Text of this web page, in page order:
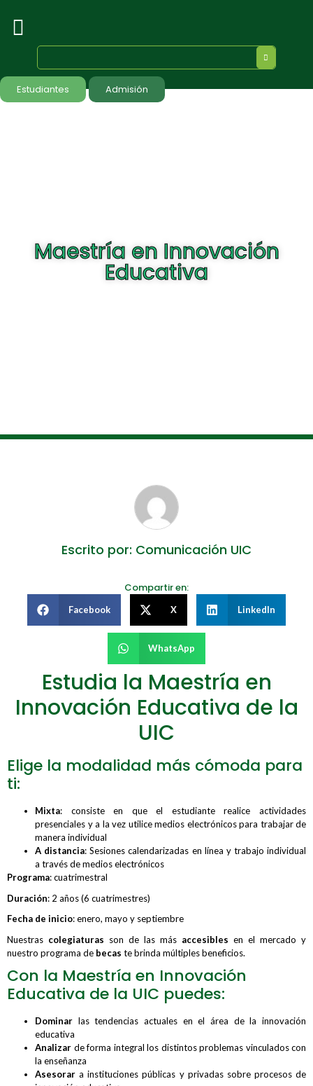
Estudiantes Admisión
Maestría en Innovación
Educativa
Escrito por: Comunicación UIC
Compartir en:
Facebook X LinkedIn
WhatsApp
Estudia la Maestría en
Innovación Educativa de la
UIC
Elige la modalidad más cómoda para
ti:
Mixta: consiste en que el estudiante realice actividades
presenciales y a la vez utilice medios electrónicos para trabajar de
manera individual
A distancia: Sesiones calendarizadas en línea y trabajo individual
a través de medios electrónicos
Programa: cuatrimestral
Duración: 2 años (6 cuatrimestres)
Fecha de inicio: enero, mayo y septiembre
Nuestras colegiaturas son de las más accesibles en el mercado y
nuestro programa de becas te brinda múltiples beneficios.
Con la Maestría en Innovación
Educativa de la UIC puedes:
Dominar las tendencias actuales en el área de la innovación
educativa
Analizar de forma integral los distintos problemas vinculados con
la enseñanza
Asesorar a instituciones públicas y privadas sobre procesos de